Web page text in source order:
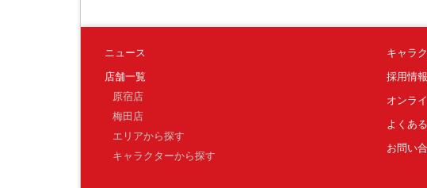
ニュース
店舗一覧
原宿店
梅田店
エリアから探す
キャラクターから探す
キャラ
採用情報
オンラ
よくあ
お問い